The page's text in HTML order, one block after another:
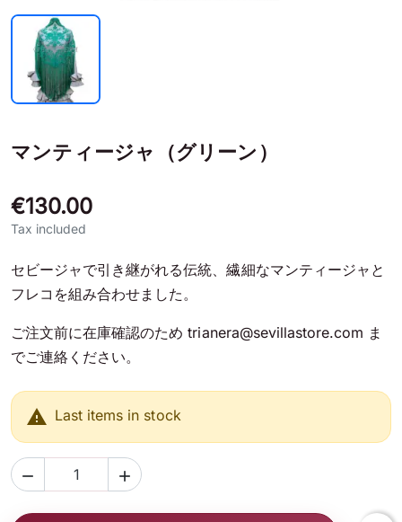
マンティージャ（グリーン）
€130.00
Tax included
セビージャで引き継がれる伝統、繊細なマンティージャと
フレコを組み合わせました。
ご注文前に在庫確認のため trianera@sevillastore.com ま
でご連絡ください。
 Last items in stock
 